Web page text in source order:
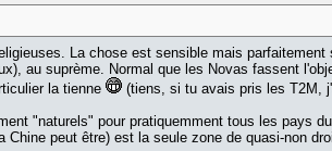
La chose est sensible mais
au suprème. Normal que les Novas fassent
la tienne
(tiens, si tu avais pris les T2M,
"naturels" pour pratiquemment tous les pays
peut être) est la seule zone de quasi-non